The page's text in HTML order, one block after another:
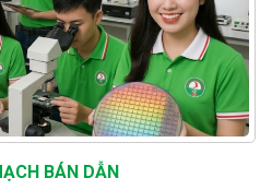
BÁN DẪN